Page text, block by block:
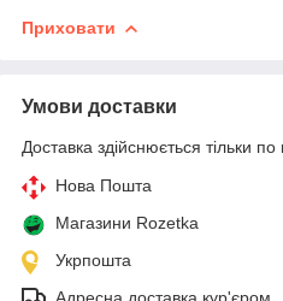
Приховати
Умови доставки
Доставка здійснюється тільки по
Нова Пошта
Магазини Rozetka
Укрпошта
Адресна доставка кур'єром